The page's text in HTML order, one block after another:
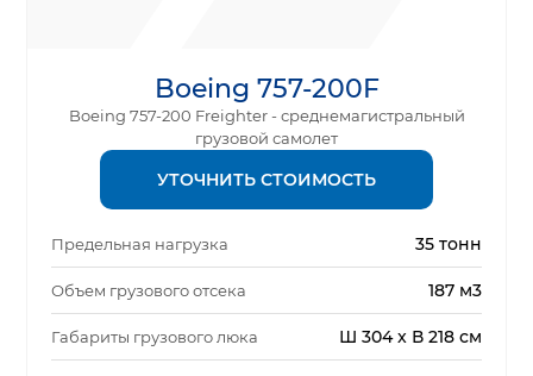
Boeing 757-200F
Boeing 757-200 Freighter - среднемагистральный
грузовой самолет
УТОЧНИТЬ СТОИМОСТЬ
Предельная нагрузка 35 тонн
Объем грузового отсека 187 м3
Габариты грузового люка Ш 304 x В 218 см